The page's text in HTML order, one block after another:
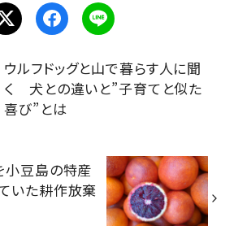
ウルフドッグと山で暮らす人に聞
く 犬との違いと”子育てと似た
喜び”とは
小豆島の特産
いた耕作放棄